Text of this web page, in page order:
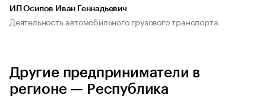
ИП Осипов Иван Геннадьевич
Деятельность автомобильного грузового транспорта
Другие предприниматели в
регионе — Республика